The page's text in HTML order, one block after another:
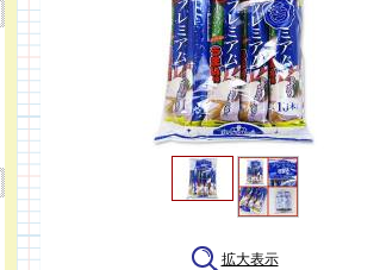
拡大表示